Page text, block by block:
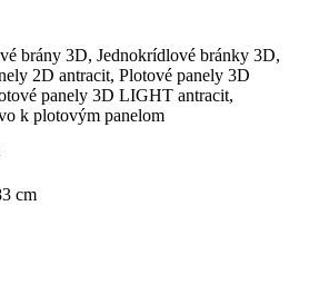
brány 3D, Jednokrídlové bránky 3D,
2D antracit, Plotové panely 3D
panely 3D LIGHT antracit,
k plotovým panelom
cm